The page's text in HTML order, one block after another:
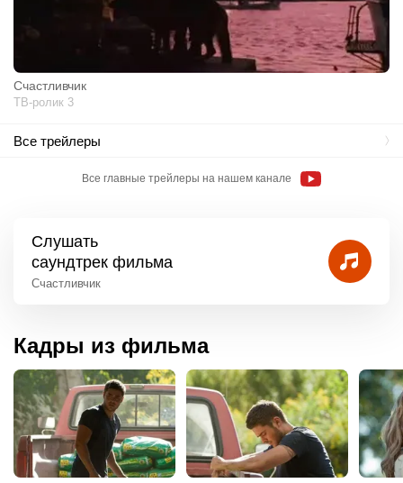
Счастливчик
ТВ-ролик 3
Все трейлеры
Все главные трейлеры на нашем канале
Слушать
саундтрек фильма
Счастливчик
Кадры из фильма